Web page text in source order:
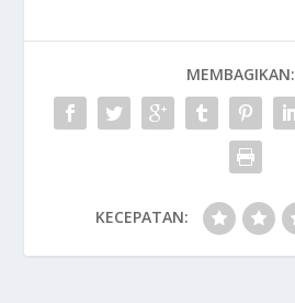
MEMBAGIKAN:
KECEPATAN: